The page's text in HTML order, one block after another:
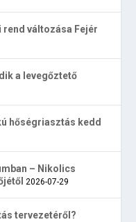
rend változása Fejér
a levegőztető
hőségriasztás kedd
– Nikolics
2026-07-29
tervezetéről?